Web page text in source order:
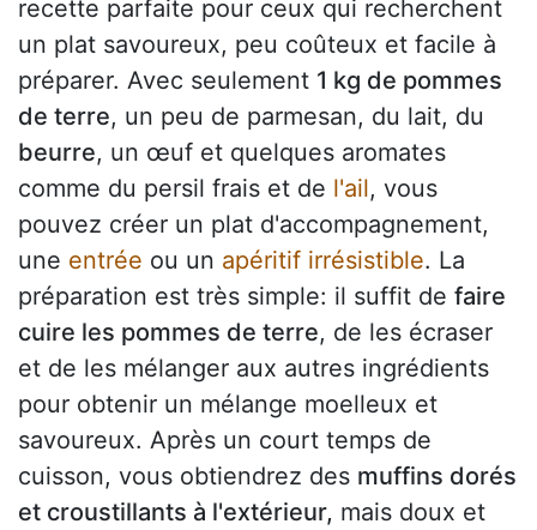
recette parfaite pour ceux qui recherchent
un plat savoureux, peu coûteux et facile à
préparer. Avec seulement 1 kg de pommes
de terre, un peu de parmesan, du lait, du
beurre, un œuf et quelques aromates
comme du persil frais et de l'ail, vous
pouvez créer un plat d'accompagnement,
une entrée ou un apéritif irrésistible. La
préparation est très simple: il suffit de faire
cuire les pommes de terre, de les écraser
et de les mélanger aux autres ingrédients
pour obtenir un mélange moelleux et
savoureux. Après un court temps de
cuisson, vous obtiendrez des muffins dorés
et croustillants à l'extérieur, mais doux et